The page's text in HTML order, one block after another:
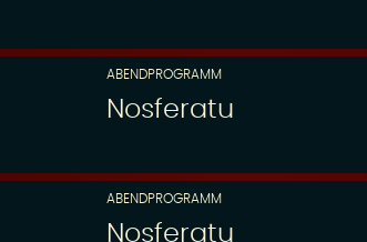
ABENDPROGRAMM
Nosferatu
ABENDPROGRAMM
Nosferatu